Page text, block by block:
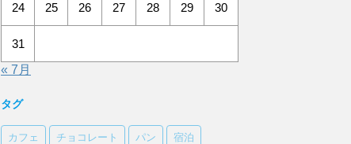
24 25 26 27 28 29 30
31
« 7月
タグ
カフェ チョコレート パン 宿泊